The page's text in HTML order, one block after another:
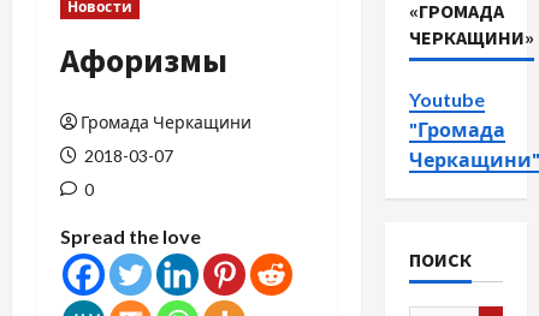
Новости
Афоризмы
Громада Черкащини
2018-03-07
0
Spread the love
«ГРОМАДА
ЧЕРКАЩИНИ»
Youtube
"Громада
Черкащини"
ПОИСК